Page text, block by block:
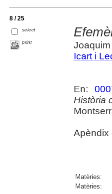
8 / 25
select
print
Icart i
En:
Història
Apèndix
Matèries:
Matèries: